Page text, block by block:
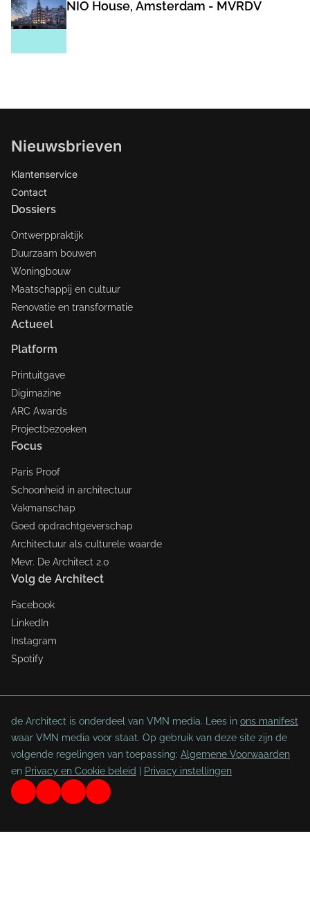
NIO House, Amsterdam - MVRDV
Nieuwsbrieven
Klantenservice
Contact
Dossiers
Ontwerppraktijk
Duurzaam bouwen
Woningbouw
Maatschappij en cultuur
Renovatie en transformatie
Actueel
Platform
Printuitgave
Digimazine
ARC Awards
Projectbezoeken
Focus
Paris Proof
Schoonheid in architectuur
Vakmanschap
Goed opdrachtgeverschap
Architectuur als culturele waarde
Mevr. De Architect 2.0
Volg de Architect
Facebook
LinkedIn
Instagram
Spotify
de Architect is onderdeel van VMN media. Lees in ons manifest
waar VMN media voor staat. Op gebruik van deze site zijn de
volgende regelingen van toepassing: Algemene Voorwaarden
en Privacy en Cookie beleid Privacy instellingen